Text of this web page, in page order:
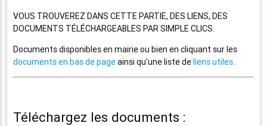
VOUS TROUVEREZ DANS CETTE PARTIE, DES LIENS, DES
DOCUMENTS TÉLÉCHARGEABLES PAR SIMPLE CLICS.
Documents disponibles en mairie ou bien en cliquant sur les
documents en bas de pageainsi qu’une liste deliens utiles.
Téléchargez les documents :